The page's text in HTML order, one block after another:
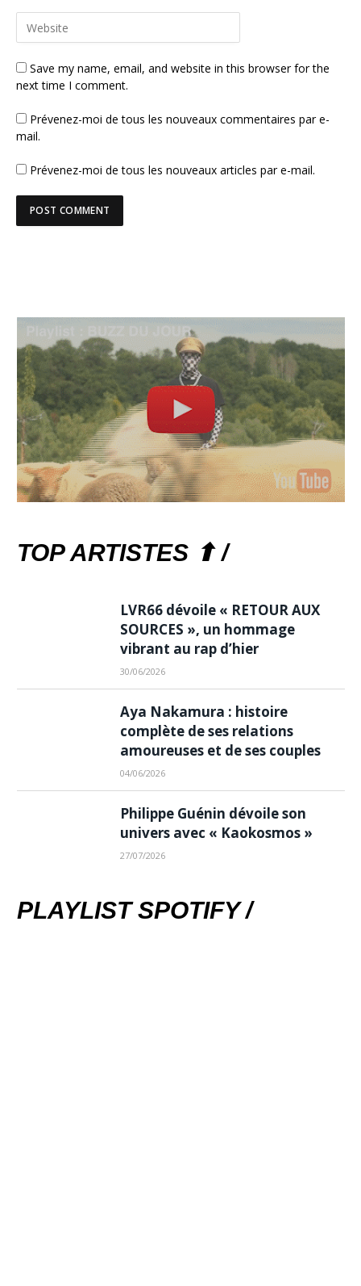
Save my name, email, and website in this browser for the
next time I comment.
Prévenez-moi de tous les nouveaux commentaires par e-
mail.
Prévenez-moi de tous les nouveaux articles par e-mail.
TOP ARTISTES ⬆ /
LVR66 dévoile « RETOUR AUX
SOURCES », un hommage
vibrant au rap d’hier
30/06/2026
Aya Nakamura : histoire
complète de ses relations
amoureuses et de ses couples
04/06/2026
Philippe Guénin dévoile son
univers avec « Kaokosmos »
27/07/2026
PLAYLIST SPOTIFY /